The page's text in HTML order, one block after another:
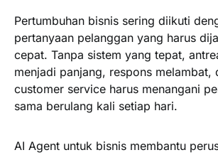
Pertumbuhan bisnis sering diikuti
pertanyaan pelanggan yang harus
cepat. Tanpa sistem yang tepat,
menjadi panjang, respons melambat,
customer service harus menangani
sama berulang kali setiap hari.
AI Agent untuk bisnis membantu